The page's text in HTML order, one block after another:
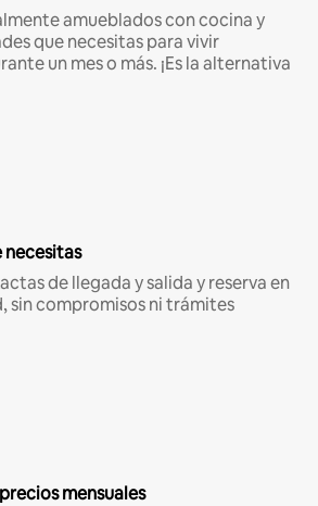
amueblados con cocina y
que necesitas para vivir
un mes o más. ¡Es la alternativa
necesitas
de llegada y salida y reserva en
sin compromisos ni trámites
mensuales